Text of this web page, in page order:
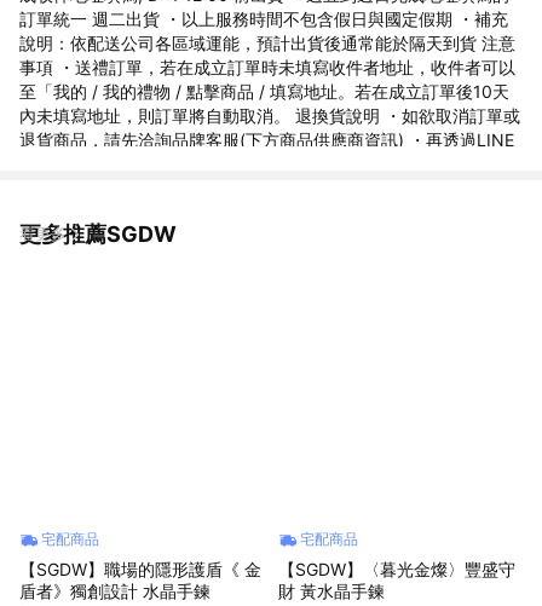
訂單統一 週二出貨 ・以上服務時間不包含假⽇與國定假期 ・補充
說明：依配送公司各區域運能，預計出貨後通常能於隔天到貨 注意
事項 ・送禮訂單，若在成立訂單時未填寫收件者地址，收件者可以
至「我的 / 我的禮物 / 點擊商品 / 填寫地址。若在成立訂單後10天
內未填寫地址，則訂單將自動取消。 退換貨說明 ・如欲取消訂單或
退貨商品，請先洽詢品牌客服(下方商品供應商資訊) ・再透過LINE
日鑑賞期內(非試用期，包含例假日) 與我們聯絡，並請保持商品與
更多推薦SGDW
看更多
宅配商品
【SGDW】職場的隱形護盾《 金
盾者》獨創設計 水晶手鍊
宅配商品
【SGDW】〈暮光金燦〉豐盛守
財 黃水晶手鍊